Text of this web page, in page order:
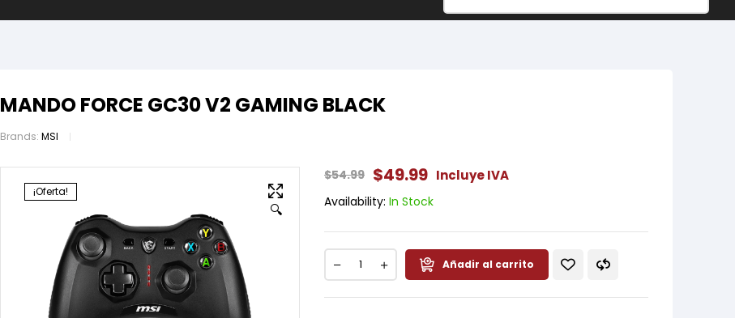
MANDO FORCE GC30 V2 GAMING BLACK
Brands: MSI
🔍
¡Oferta!
$54.99 $49.99 Incluye IVA
Availability: In Stock
Añadir al carrito